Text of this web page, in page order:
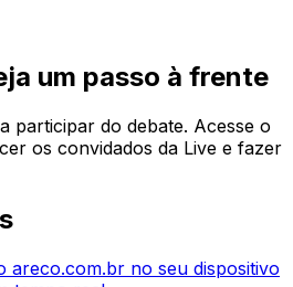
um passo à frente
participar do debate. Acesse o
os convidados da Live e fazer